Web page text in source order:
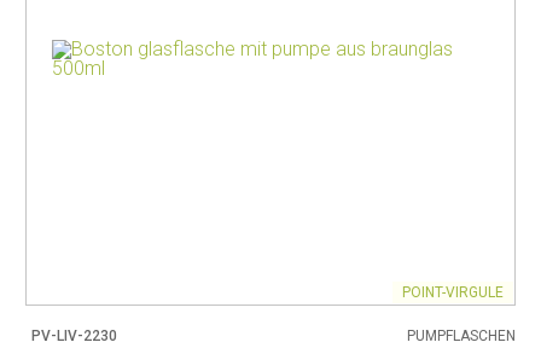
POINT-VIRGULE
PV-LIV-2230 PUMPFLASCHEN